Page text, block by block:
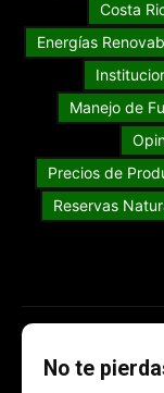
Costa
Energías
Manejo de
Precios de
Reservas
No te